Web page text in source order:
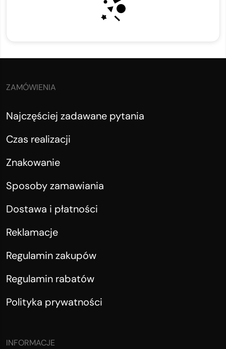
ZAMÓWIENIA
Najczęściej zadawane pytania
Czas realizacji
Znakowanie
Sposoby zamawiania
Dostawa i płatności
Reklamacje
Regulamin zakupów
Regulamin rabatów
Polityka prywatności
INFORMACJE